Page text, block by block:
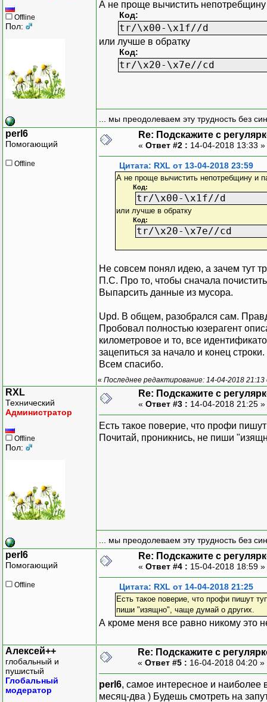
Offline
Пол:
А не проще вычистить непотребщину
Код:
tr/\x00-\x1f//d
или лучше в обратку
Код:
tr/\x20-\x7e//cd
... мы преодолеваем эту трудность без
perl6
Помогающий
Offline
Re: Подскажите с
« Ответ #2 : 14-04-2018 13:33 »
Цитата: RXL от 13-04-2018 23:59
А не проще вычистить непотребщину и
Код:
tr/\x00-\x1f//d
или лучше в обратку
Код:
tr/\x20-\x7e//cd
Не совсем понял идею, а зачем тут
П.С. Про то, чтобы сначала
Выпарсить данные из мусора.
Upd. В общем, разобрался сам.
Пробовал полностью юзерагент
километровое и то, все
зацепиться за начало и конец строки.
Всем спасибо.
« Последнее редактирование: 14-04-2018
RXL
Технический
Администратор
Offline
Пол:
Re: Подскажите с
« Ответ #3 : 14-04-2018 21:25 »
Есть такое поверие, что профи
Почитай, проникнись, не пиши
... мы преодолеваем эту трудность без
perl6
Помогающий
Offline
Re: Подскажите с
« Ответ #4 : 15-04-2018 18:59 »
Цитата: RXL от 14-04-2018 21:25
Есть такое поверие, что профи пишут
пиши "изящно", чаще думай о других.
А кроме меня все равно никому это
Алексей++
глобальный и
пушистый
Глобальный
модератор
Re: Подскажите с
« Ответ #5 : 16-04-2018 04:20 »
perl6, самое интересное и наиболее
месяц-два ) Будешь смотреть на